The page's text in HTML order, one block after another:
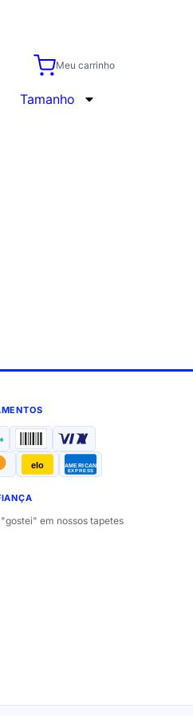
Meu carrinho
Tamanho
elo AMERICAN
EXPRESS
em nossos tapetes